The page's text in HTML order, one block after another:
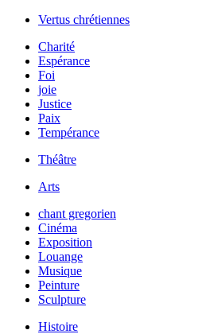
Vertus chrétiennes
Charité
Espérance
Foi
joie
Justice
Paix
Tempérance
Théâtre
Arts
chant gregorien
Cinéma
Exposition
Louange
Musique
Peinture
Sculpture
Histoire